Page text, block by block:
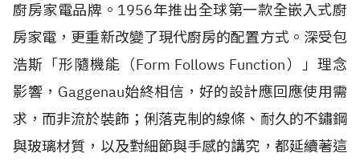
廚房家電品牌。1956年推出全球第一款全嵌入式廚
房家電，更重新改變了現代廚房的配置方式。深受包
浩斯「形隨機能（Form Follows Function）」理念
影響，Gaggenau始終相信，好的設計應回應使用需
求，而非流於裝飾；俐落克制的線條、耐久的不鏽鋼
與玻璃材質，以及對細節與手感的講究，都延續著這